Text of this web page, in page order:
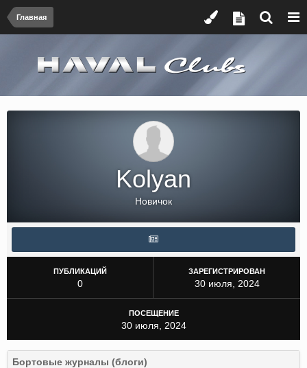
Главная
Kolyan
Новичок
ПУБЛИКАЦИЙ
0
ЗАРЕГИСТРИРОВАН
30 июля, 2024
ПОСЕЩЕНИЕ
30 июля, 2024
Бортовые журналы (блоги)